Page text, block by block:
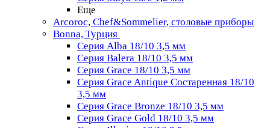
Еще
Arcoroc, Chef&Sommelier, столовые приборы
Bonna, Турция
Серия Alba 18/10 3,5 мм
Серия Balera 18/10 3,5 мм
Серия Grace 18/10 3,5 мм
Серия Grace Antique Состаренная 18/10
3,5 мм
Серия Grace Bronze 18/10 3,5 мм
Серия Grace Gold 18/10 3,5 мм